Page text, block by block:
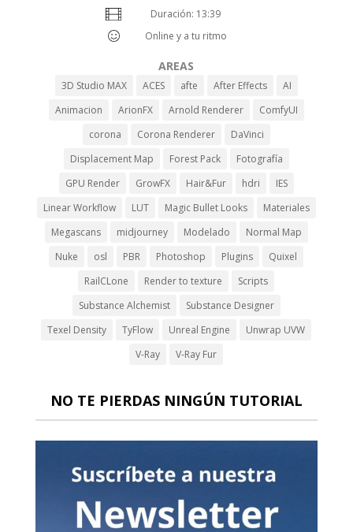
Duración: 13:39
Online y a tu ritmo
AREAS
3D Studio MAX ACES afte After Effects
AI
Animacion
ArionFX Arnold Renderer
ComfyUI
corona
Corona Renderer
DaVinci
Displacement Map
Forest Pack
Fotografía
GPU Render
GrowFX Hair&Fur hdri
IES
Linear Workflow
LUT Magic Bullet Looks
Materiales
Megascans
midjourney Modelado
Normal Map
Nuke
osl PBR Photoshop Plugins
Quixel
RailCLone
Render to texture
Scripts
Substance Alchemist
Substance Designer
Texel Density
TyFlow Unreal Engine
Unwrap UVW
V-Ray
V-Ray Fur
NO TE PIERDAS NINGÚN TUTORIAL